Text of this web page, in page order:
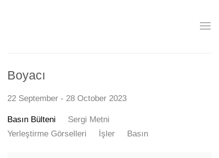
Boyacı
22 September - 28 October 2023
Basın Bülteni
Sergi Metni
Yerleştirme Görselleri
İşler Basın